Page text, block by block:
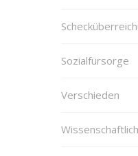
Sozialfürsorge
Verschieden